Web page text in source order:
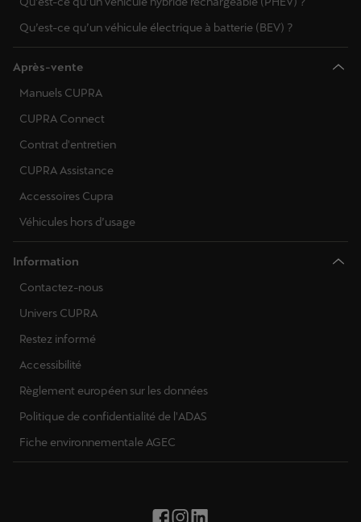
Qu’est-ce qu’un véhicule électrique à batterie (BEV) ?
Après-vente
Manuels CUPRA
CUPRA Connect
Contrat d'entretien
CUPRA Assistance
Accessoires Cupra
Véhicules hors d’usage
Information
Contactez-nous
Univers CUPRA
Restez informé
Accessibilité
Règlement européen sur les données
Politique de confidentialité de l'ADAS
Fiche environnementale AGEC